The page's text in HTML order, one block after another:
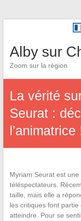
Alby sur
Zoom sur la région
La vérité
Seurat :
l’animatrice
Myriam Seurat est
téléspectateurs.
taille, mais elle a
les critiques font
atteindre. Pour se